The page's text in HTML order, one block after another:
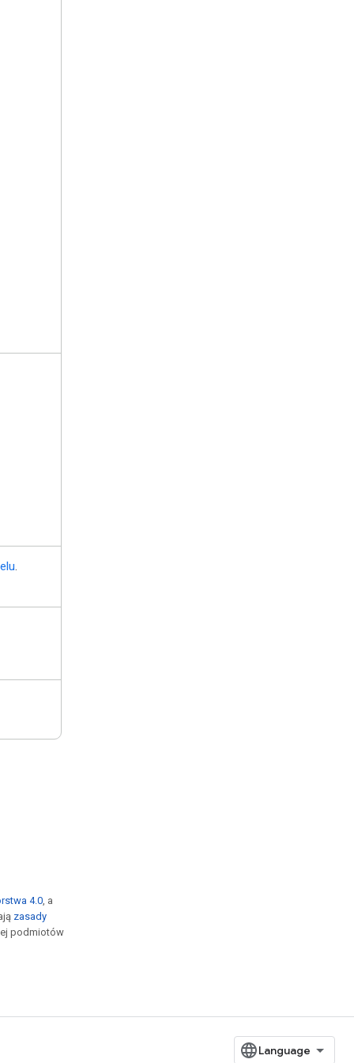
.
4.0, a
zasady
podmiotów